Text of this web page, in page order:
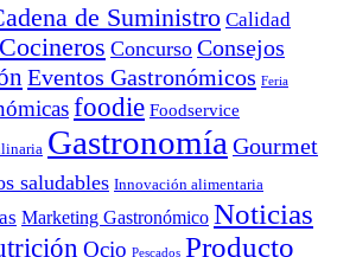
de Suministro Calidad
Cocineros Concurso Consejos
Eventos Gastronómicos Feria
foodie Foodservice
Gastronomía Gourmet
saludables Innovación alimentaria
Marketing Gastronómico Noticias
Ocio Pescados Producto